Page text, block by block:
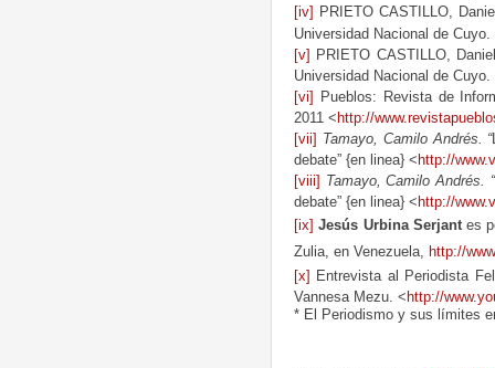
[iv] PRIETO CASTILLO,
Universidad Nacional de
[v] PRIETO CASTILLO,
Universidad Nacional de
[vi]
Pueblos: Revista de
2011 < http://
[vii] Tamayo, Camilo Andrés. “
debate” {en linea} < http://
[viii] Tamayo, Camilo Andrés. “
debate” {en linea} < http://
[ix] Jesús Urbina Serjant es
Zulia, en Venezuela, http://
[x] Entrevista al Periodista
Vannesa Mezu. < http://
* El Periodismo y sus límites